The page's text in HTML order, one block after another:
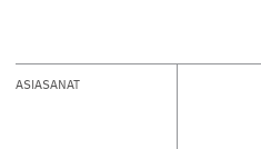
ASIASANAT